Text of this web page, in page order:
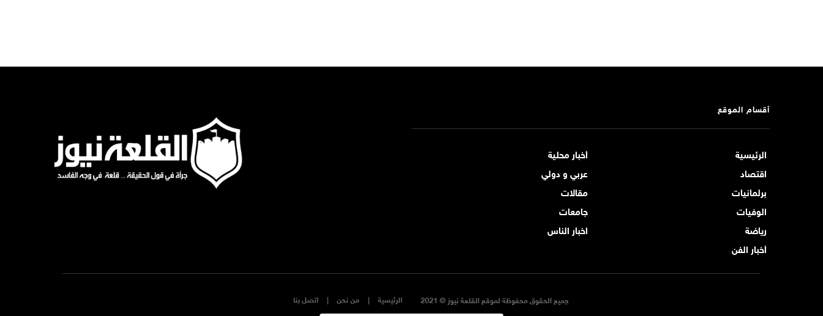
أقسام الموقع
الرئيسية
أخبار محلية
اقتصاد
عربي و دولي
برلمانيات
مقالات
الوفيات
جامعات
رياضة
اخبار الناس
أخبار الفن
جميع الحقوق محفوظة لموقع القلعة نيوز © 2021 اتصل بنا من نحن الرئيسية